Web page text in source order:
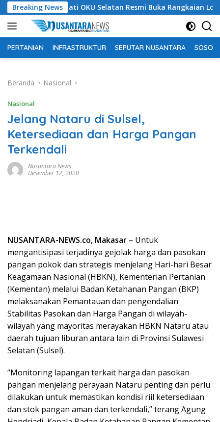
Langsung
ke
konten
Breaking News
Bupati OKU Selatan Resmi Buka Rangkaian Lomba
PERTANIAN INFRASTRUKTUR SEPUTAR NUSANTARA SOSOK
Beranda Nasional
Nasional
Jelang Nataru di Sulsel,
Ketersediaan dan Harga Pangan
Terkendali
Nusantara News
Desember 12, 2020
NUSANTARA-NEWS.co, Makasar – Untuk
mengantisipasi terjadinya gejolak harga dan pasokan
pangan pokok dan strategis menjelang Hari-hari Besar
Keagamaan Nasional (HBKN), Kementerian Pertanian
(Kementan) melalui Badan Ketahanan Pangan (BKP)
melaksanakan Pemantauan dan pengendalian
Stabilitas Pasokan dan Harga Pangan di wilayah-
wilayah yang mayoritas merayakan HBKN Nataru atau
daerah tujuan liburan antara lain di Provinsi Sulawesi
Selatan (Sulsel).
“Monitoring lapangan terkait harga dan pasokan
pangan menjelang perayaan Nataru penting dan perlu
dilakukan untuk memastikan kondisi riil ketersediaan
dan stok pangan aman dan terkendali,” terang Agung